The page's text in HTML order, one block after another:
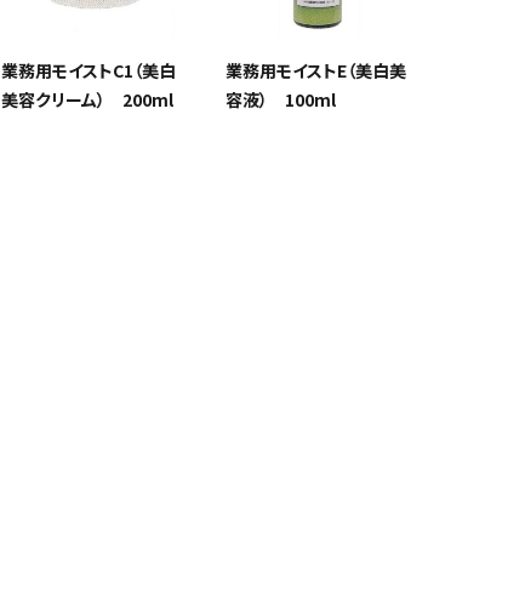
業務用モイストC1（美白
美容クリーム） 200ml
業務用モイストE（美白美
容液） 100ml